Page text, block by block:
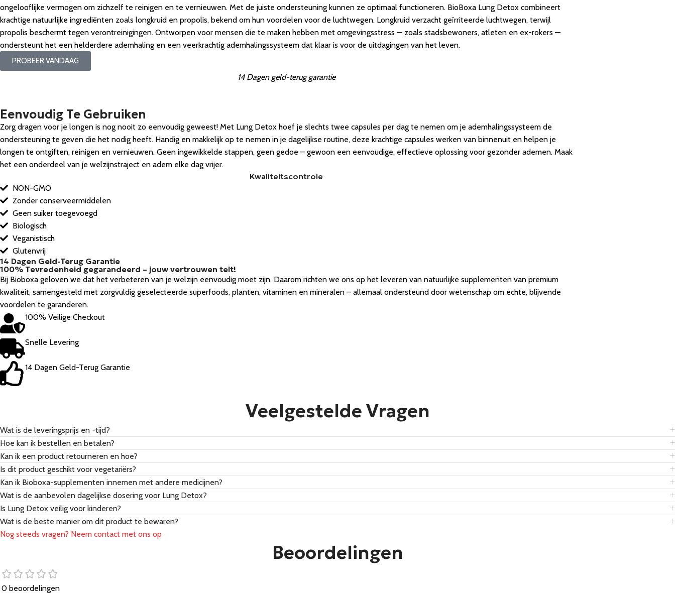
ongelooflijke vermogen om zichzelf te reinigen en te vernieuwen. Met de juiste ondersteuning kunnen ze optimaal functioneren. BioBoxa Lung Detox combineert
krachtige natuurlijke ingrediënten zoals longkruid en propolis, bekend om hun voordelen voor de luchtwegen. Longkruid verzacht geïrriteerde luchtwegen, terwijl
propolis beschermt tegen verontreinigingen. Ontworpen voor mensen die te maken hebben met omgevingsstress — zoals stadsbewoners, atleten en ex-rokers —
ondersteunt het een helderdere ademhaling en een veerkrachtig ademhalingssysteem dat klaar is voor de uitdagingen van het leven.
PROBEER VANDAAG
14 Dagen geld-terug garantie
Eenvoudig Te Gebruiken
Zorg dragen voor je longen is nog nooit zo eenvoudig geweest! Met Lung Detox hoef je slechts twee capsules per dag te nemen om je ademhalingssysteem de
ondersteuning te geven die het nodig heeft. Handig en makkelijk op te nemen in je dagelijkse routine, deze krachtige capsules werken van binnenuit en helpen je
longen te ontgiften, reinigen en vernieuwen. Geen ingewikkelde stappen, geen gedoe – gewoon een eenvoudige, effectieve oplossing voor gezonder ademen. Maak
het een onderdeel van je welzijnstraject en adem elke dag vrijer.
Kwaliteitscontrole
NON-GMO
Zonder conserveermiddelen
Geen suiker toegevoegd
Biologisch
Veganistisch
Glutenvrij
14 Dagen Geld-Terug Garantie
100% Тevredenheid gegarandeerd – jouw vertrouwen telt!
Bij Bioboxa geloven we dat het verbeteren van je welzijn eenvoudig moet zijn. Daarom richten we ons op het leveren van natuurlijke supplementen van premium
kwaliteit, samengesteld met zorgvuldig geselecteerde superfoods, planten, vitaminen en mineralen – allemaal ondersteund door wetenschap om echte, blijvende
voordelen te garanderen.
100% Veilige Checkout
Snelle Levering
14 Dagen Geld-Terug Garantie
Veelgestelde Vragen
Wat is de leveringsprijs en -tijd?
Hoe kan ik bestellen en betalen?
Kan ik een product retourneren en hoe?
Is dit product geschikt voor vegetariërs?
Kan ik Bioboxa-supplementen innemen met andere medicijnen?
Wat is de aanbevolen dagelijkse dosering voor Lung Detox?
Is Lung Detox veilig voor kinderen?
Wat is de beste manier om dit product te bewaren?
Nog steeds vragen? Neem contact met ons op
Beoordelingen
0 beoordelingen